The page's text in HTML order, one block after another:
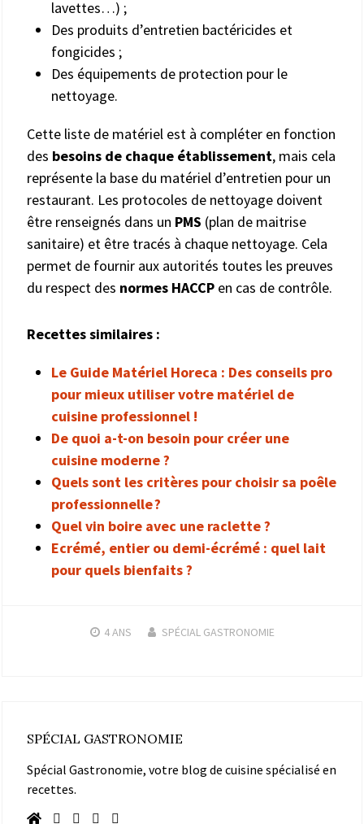
lavettes…) ;
Des produits d’entretien bactéricides et
fongicides ;
Des équipements de protection pour le
nettoyage.
Cette liste de matériel est à compléter en fonction
des besoins de chaque établissement, mais cela
représente la base du matériel d’entretien pour un
restaurant. Les protocoles de nettoyage doivent
être renseignés dans un PMS (plan de maitrise
sanitaire) et être tracés à chaque nettoyage. Cela
permet de fournir aux autorités toutes les preuves
du respect des normes HACCP en cas de contrôle.
Recettes similaires :
Le Guide Matériel Horeca : Des conseils pro
pour mieux utiliser votre matériel de
cuisine professionnel !
De quoi a-t-on besoin pour créer une
cuisine moderne ?
Quels sont les critères pour choisir sa poêle
professionnelle ?
Quel vin boire avec une raclette ?
Ecrémé, entier ou demi-écrémé : quel lait
pour quels bienfaits ?
4 ANS SPÉCIAL GASTRONOMIE
SPÉCIAL GASTRONOMIE
Spécial Gastronomie, votre blog de cuisine spécialisé en
recettes.